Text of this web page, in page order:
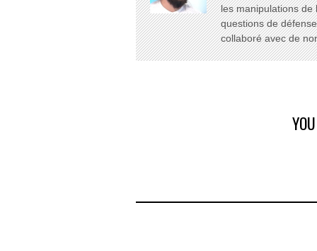
les manipulations de
questions de
collaboré avec de